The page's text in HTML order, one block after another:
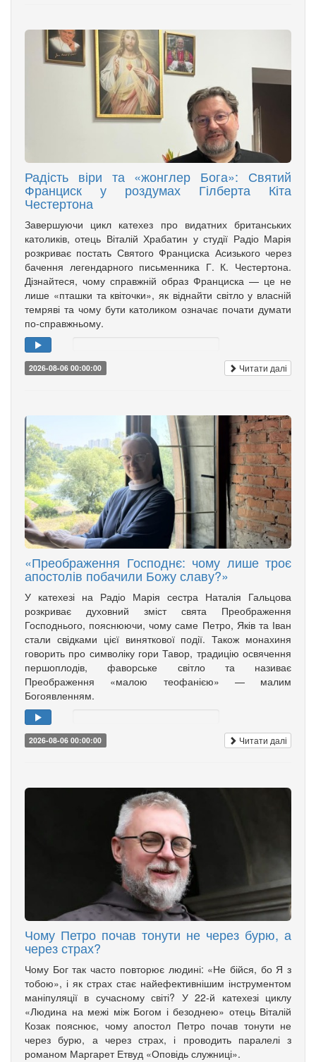
Радість віри та «жонглер Бога»: Святий
Франциск у роздумах Гілберта Кіта
Честертона
Завершуючи цикл катехез про видатних британських
католиків, отець Віталій Храбатин у студії Радіо Марія
розкриває постать Святого Франциска Асизького через
бачення легендарного письменника Г. К. Честертона.
Дізнайтеся, чому справжній образ Франциска — це не
лише «пташки та квіточки», як віднайти світло у власній
темряві та чому бути католиком означає почати думати
по-справжньому.
2026-08-06 00:00:00 Читати далі
«Преображення Господнє: чому лише троє
апостолів побачили Божу славу?»
У катехезі на Радіо Марія сестра Наталія Гальцова
розкриває духовний зміст свята Преображення
Господнього, пояснюючи, чому саме Петро, Яків та Іван
стали свідками цієї виняткової події. Також монахиня
говорить про символіку гори Тавор, традицію освячення
першоплодів, фаворське світло та називає
Преображення «малою теофанією» — малим
Богоявленням.
2026-08-06 00:00:00 Читати далі
Чому Петро почав тонути не через бурю, а
через страх?
Чому Бог так часто повторює людині: «Не бійся, бо Я з
тобою», і як страх стає найефективнішим інструментом
маніпуляції в сучасному світі? У 22-й катехезі циклу
«Людина на межі між Богом і безоднею» отець Віталій
Козак пояснює, чому апостол Петро почав тонути не
через бурю, а через страх, і проводить паралелі з
романом Маргарет Етвуд «Оповідь служниці».